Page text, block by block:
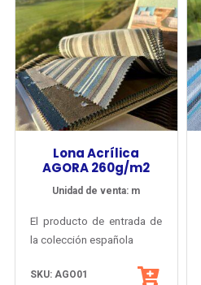
Lona Acrílica
AGORA 260g/m2
Unidad de venta: m
El producto de entrada de
la colección española
con gran diversidad de
SKU: AGO01